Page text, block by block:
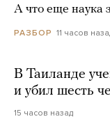
А что еще наука
РАЗБОР 11 часов
В Таиланде
и убил шесть
15 часов назад